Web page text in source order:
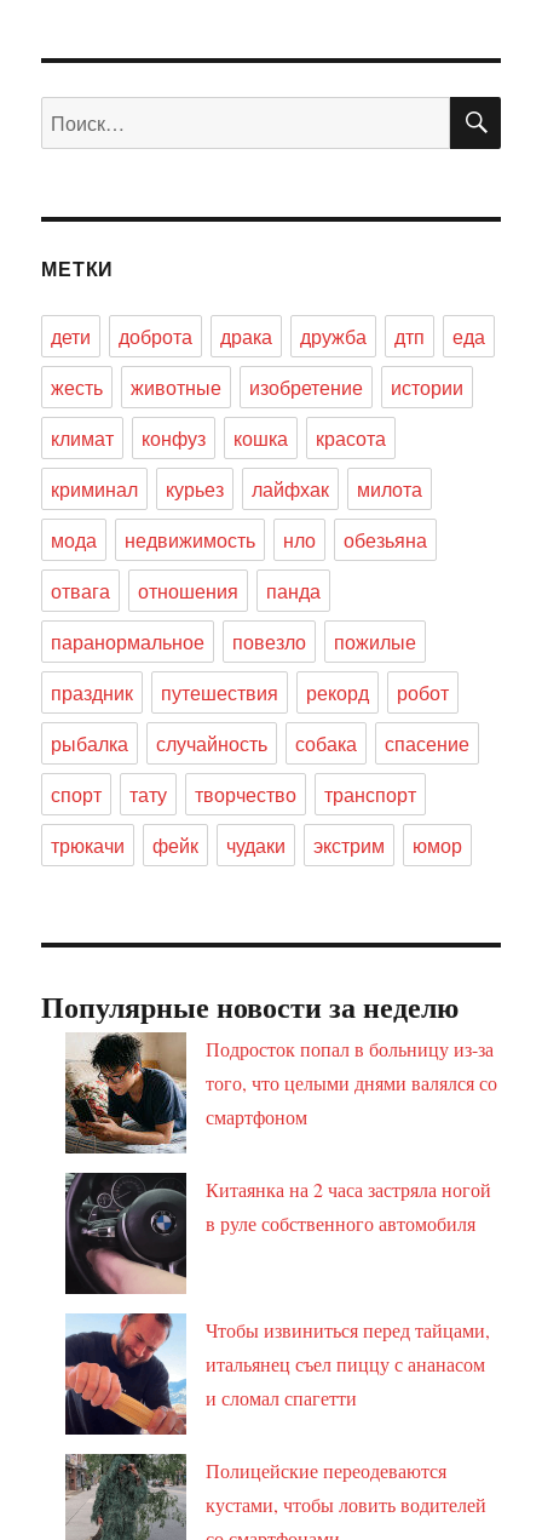
Искать:
МЕТКИ
дети доброта драка дружба дтп
еда
жесть
животные изобретение
истории
климат
конфуз кошка
красота
криминал
курьез лайфхак
милота
мода
недвижимость нло
обезьяна
отвага
отношения
панда
паранормальное
повезло
пожилые
праздник
путешествия рекорд
робот
рыбалка
случайность собака
спасение
спорт
тату творчество
транспорт
трюкачи
фейк чудаки экстрим юмор
Популярные новости за неделю
Подросток попал в больницу из-за
того, что целыми днями валялся со
смартфоном
Китаянка на 2 часа застряла ногой
в руле собственного автомобиля
Чтобы извиниться перед тайцами,
итальянец съел пиццу с ананасом
и сломал спагетти
Полицейские переодеваются
кустами, чтобы ловить водителей